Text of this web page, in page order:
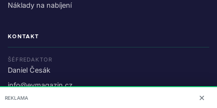
Náklady na nabíjení
KONTAKT
ŠÉFREDAKTOR
Daniel Česák
info@evmagazin.cz
O nás
REKLAMA ✕